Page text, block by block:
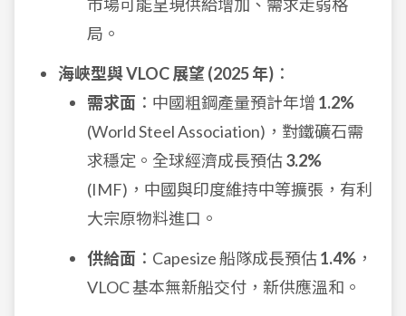
市場可能呈現供給增加、需求走弱格
局。
海峽型與 VLOC 展望 (2025 年) ：
需求面 ：中國粗鋼產量預計年增 1.2%
(World Steel Association)，對鐵礦石需
求穩定。全球經濟成長預估3.2%
(IMF)，中國與印度維持中等擴張，有利
大宗原物料進口。
供給面 ：Capesize 船隊成長預估1.4% ，
VLOC 基本無新船交付，新供應溫和。